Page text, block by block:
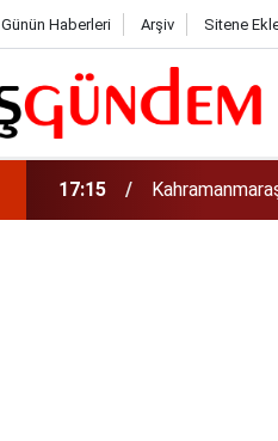
Günün Haberleri Arşiv Sitene
15:38